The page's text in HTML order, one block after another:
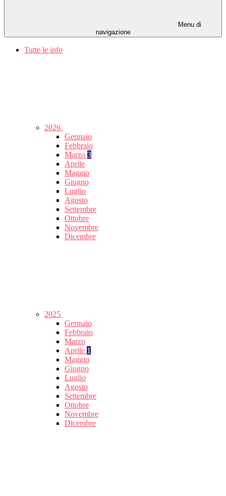
Menu di
navigazione
Tutte le info
2026
Gennaio
Febbraio
Marzo 3
Aprile
Maggio
Giugno
Luglio
Agosto
Settembre
Ottobre
Novembre
Dicembre
2025
Gennaio
Febbraio
Marzo
Aprile 1
Maggio
Giugno
Luglio
Agosto
Settembre
Ottobre
Novembre
Dicembre